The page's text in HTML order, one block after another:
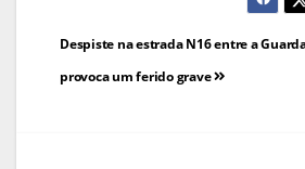
Navegação
de
Despiste na estrada N16 entre a
provoca um ferido grave